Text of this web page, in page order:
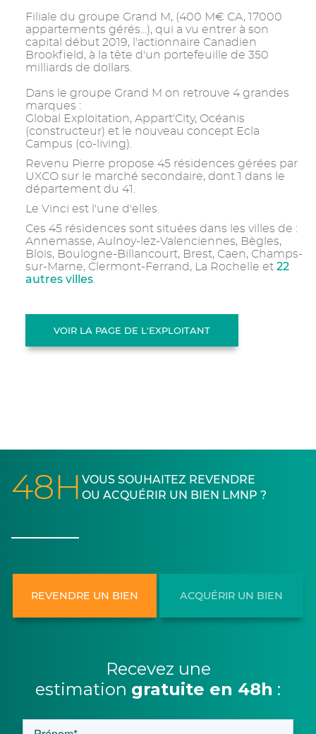
Filiale du groupe Grand M, (400 M€ CA, 17000
appartements gérés...), qui a vu entrer à son
capital début 2019, l'actionnaire Canadien
Brookfield, à la tête d'un portefeuille de 350
milliards de dollars.
Dans le groupe Grand M on retrouve 4 grandes
marques :
Global Exploitation, Appart'City, Océanis
(constructeur) et le nouveau concept Ecla
Campus (co-living).
Revenu Pierre propose 45 résidences gérées par
UXCO sur le marché secondaire, dont 1 dans le
département du 41.
Le Vinci est l'une d'elles.
Ces 45 résidences sont situées dans les villes de :
Annemasse, Aulnoy-lez-Valenciennes, Bègles,
Blois, Boulogne-Billancourt, Brest, Caen, Champs-
sur-Marne, Clermont-Ferrand, La Rochelle et 22
autres villes
VOIR LA PAGE DE L'EXPLOITANT
48H VOUS SOUHAITEZ REVENDRE
OU ACQUÉRIR UN BIEN LMNP ?
REVENDRE UN BIEN ACQUÉRIR UN BIEN